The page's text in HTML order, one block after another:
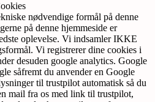
nødvendige formål på denne
på denne hjemmeside er
oplevelse. Vi indsamler IKKE
Vi registrerer dine cookies i
desuden google analytics. Google
såfremt du anvender en Google
til trustpilot automatisk så du
mail fra os med link til trustpilot,